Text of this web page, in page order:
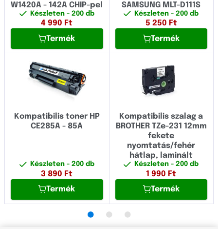
W1420A - 142A CHIP-pel
Készleten - 200 db
4 990 Ft
Termék
SAMSUNG MLT-D111S
Készleten- 200 db
5 250 Ft
Termék
Kompatibilis toner HP
CE285A - 85A
Készleten - 200 db
3 890 Ft
Termék
Kompatibilis szalag a
BROTHER TZe-231 12mm
fekete
nyomtatás/fehér
hátlap, laminált
Készleten- 200 db
1 990 Ft
Termék
• • •